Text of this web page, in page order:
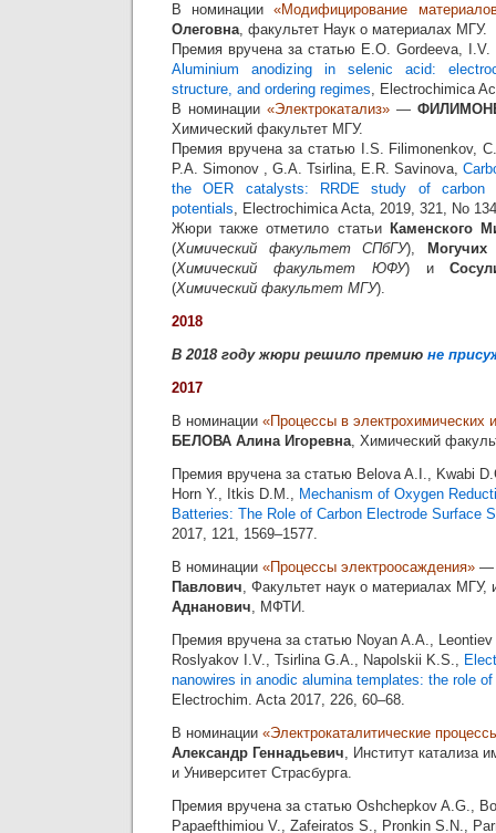
В номинации«Модифицирование
Олеговна, факультет Наук о материалах МГУ.
Премия вручена за статью E.O. Gordeeva,
Aluminium anodizing in selenic acid:
structure, and ordering regimes, Electrochimica
В номинации «Электрокатализ» —
Химический факультет МГУ.
Премия вручена за статью
I.S. Filimonenkov,
P.A. Simonov , G.A. Tsirlina, E.R. Savinova,
the OER catalysts: RRDE study of carbon
potentials, Electrochimica Acta, 2019, 321, No
Жюри также отметило статьи Каменского
(Химический факультет СПбГУ),
(Химический факультет ЮФУ) и
(Химический факультет МГУ).
2018
В 2018 году жюри решило премию не
2017
В номинации «Процессы в электрохимических
БЕЛОВА Алина Игоревна, Химический
Премия вручена за статью Belova A.I., Kwabi
Horn Y., Itkis D.M., Mechanism of Oxygen
Batteries: The Role of Carbon Electrode Surface
2017, 121, 1569–1577.
В номинации «Процессы электроосаждения»
Павлович, Факультет наук о материалах МГУ,
Аднанович, МФТИ.
Премия вручена за статью Noyan A.A.,
Roslyakov I.V., Tsirlina G.A., Napolskii K.S.,
nanowires in anodic alumina templates: the role
Electrochim. Acta 2017, 226, 60–68.
В номинации «Электрокаталитические
Александр Геннадьевич, Институт катализа
и Университет Страсбурга.
Премия вручена за статью Oshchepkov A.G.,
Papaefthimiou V., Zafeiratos S., Pronkin S.N.,